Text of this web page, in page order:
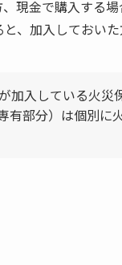
現金で購入する場
、加入しておいた
加入している火災
有部分）は個別に